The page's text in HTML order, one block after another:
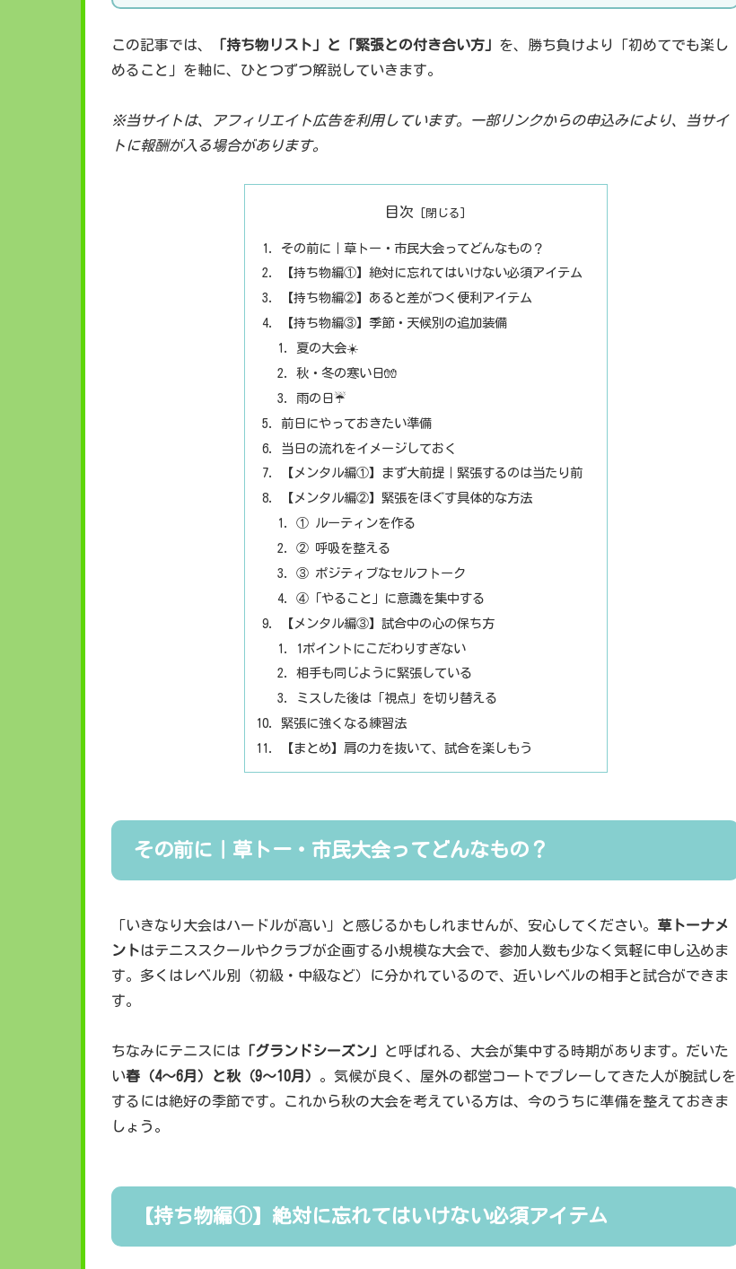
この記事では、 「持ち物リスト」と「緊張との付き合い方」 を、勝ち負けより「初めてでも楽し
めること」を軸に、ひとつずつ解説していきます。
※当サイトは、アフィリエイト広告を利用しています。一部リンクからの申込みにより、当サイ
トに報酬が入る場合があります。
目次
その前に｜草トー・市民大会ってどんなもの？
【持ち物編①】絶対に忘れてはいけない必須アイテム
【持ち物編②】あると差がつく便利アイテム
【持ち物編③】季節・天候別の追加装備
夏の大会☀️
秋・冬の寒い日🧤
雨の日☔
前日にやっておきたい準備
当日の流れをイメージしておく
【メンタル編①】まず大前提｜緊張するのは当たり前
【メンタル編②】緊張をほぐす具体的な方法
① ルーティンを作る
② 呼吸を整える
③ ポジティブなセルフトーク
④「やること」に意識を集中する
【メンタル編③】試合中の心の保ち方
1ポイントにこだわりすぎない
相手も同じように緊張している
ミスした後は「視点」を切り替える
緊張に強くなる練習法
【まとめ】肩の力を抜いて、試合を楽しもう
その前に｜草トー・市民大会ってどんなもの？
「いきなり大会はハードルが高い」と感じるかもしれませんが、安心してください。 草トーナメ
ントはテニススクールやクラブが企画する小規模な大会で、参加人数も少なく気軽に申し込めま
す。多くはレベル別（初級・中級など）に分かれているので、近いレベルの相手と試合ができま
す。
ちなみにテニスには 「グランドシーズン」
と呼ばれる、大会が集中する時期があります。だいた
い春（4〜6月）と秋（9〜10月） 。気候が良く、屋外の都営コートでプレーしてきた人が腕試しを
するには絶好の季節です。これから秋の大会を考えている方は、今のうちに準備を整えておきま
しょう。
【持ち物編①】絶対に忘れてはいけない必須アイテム